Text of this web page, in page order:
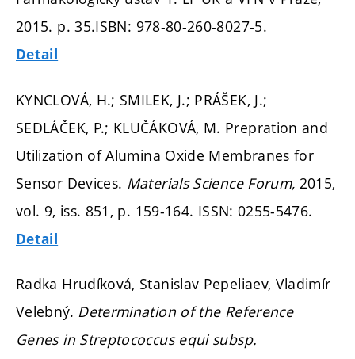
2015. p. 35.ISBN: 978-80-260-8027-5.
Detail
KYNCLOVÁ, H.; SMILEK, J.; PRÁŠEK, J.;
SEDLÁČEK, P.; KLUČÁKOVÁ, M. Prepration and
Utilization of Alumina Oxide Membranes for
Sensor Devices. Materials Science Forum, 2015,
vol. 9, iss. 851, p. 159-164. ISSN: 0255-5476.
Detail
Radka Hrudíková, Stanislav Pepeliaev, Vladimír
Velebný. Determination of the Reference
Genes in Streptococcus equi subsp.